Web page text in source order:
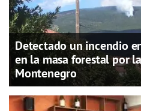
Detectado un incendio
en la masa forestal por
Montenegro